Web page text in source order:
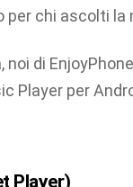
per chi ascolti la
noi di
Player per
Player)